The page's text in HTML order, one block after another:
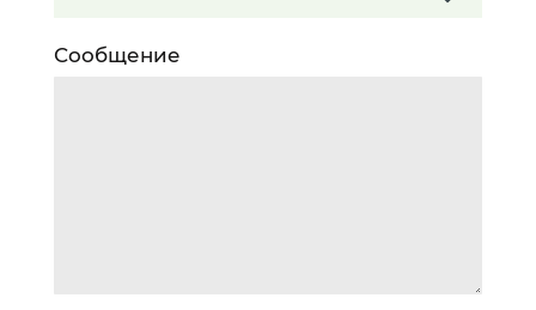
Сообщение